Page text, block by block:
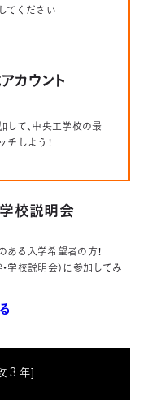
てください
カウント
して、中央工学校の最
チしよう！
校説明会
ある入学希望者の方！
学校説明会）に参加してみ
３年]